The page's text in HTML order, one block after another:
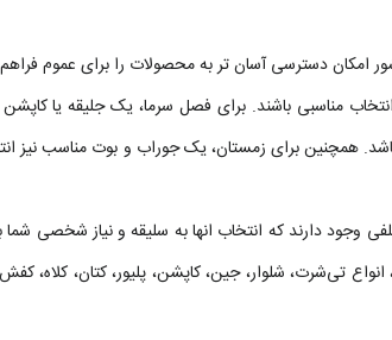
دسترسی آسان تر به محصولات را برای عموم فراهم
مناسبی باشند. برای فصل سرما، یک جلیقه یا
همچنین برای زمستان، یک جوراب و بوت مناسب نیز
وجود دارند که انتخاب انها به سلیقه و نیاز
تی‌شرت، شلوار، جین، کاپشن، پلیور، کتان،